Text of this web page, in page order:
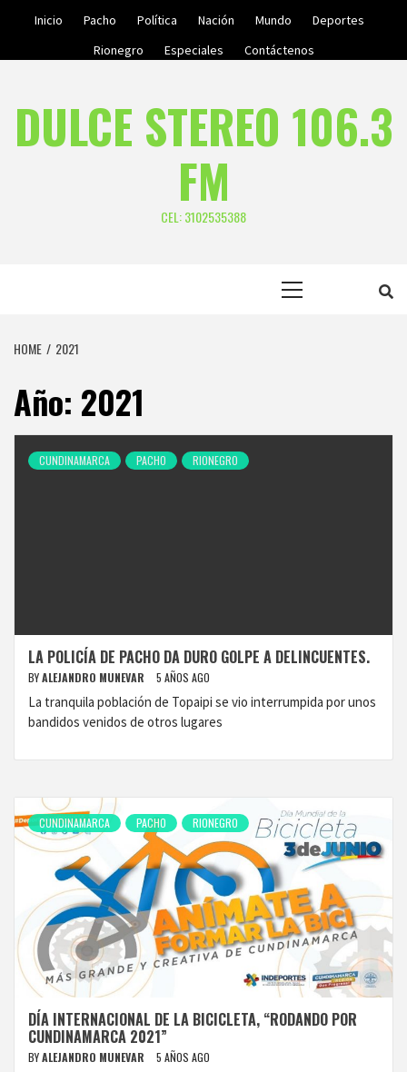
Inicio Pacho Política Nación Mundo
Deportes
Rionegro
Especiales Contáctenos
DULCE STEREO 106.3
FM
CEL: 3102535388
HOME 2021
Año: 2021
CUNDINAMARCA PACHO RIONEGRO
LA POLICÍA DE PACHO DA DURO GOLPE A DELINCUENTES.
BYALEJANDRO MUNEVAR 5 AÑOS AGO
La tranquila población de Topaipi se vio interrumpida por unos
bandidos venidos de otros lugares
CUNDINAMARCA PACHO RIONEGRO
DÍA INTERNACIONAL DE LA BICICLETA, “RODANDO POR
CUNDINAMARCA 2021”
BYALEJANDRO MUNEVAR 5 AÑOS AGO